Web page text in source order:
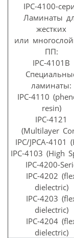
IPC-4100-
Ламинаты
жестких
или
ПП:
IPC-4101B
ламинаты:
IPC-4110
resin)
IPC-4121
(Multilayer
IPC/JPCA-4101
IPC-4103 (High
IPC-4200-
IPC-4202
dielectric)
IPC-4203
dielectric)
IPC-4204
dielectric)